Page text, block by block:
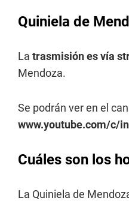
Quiniela de
La trasmisión es vía
Mendoza.
Se podrán ver en el
www.youtube.com/c/
Cuáles son los
La Quiniela de